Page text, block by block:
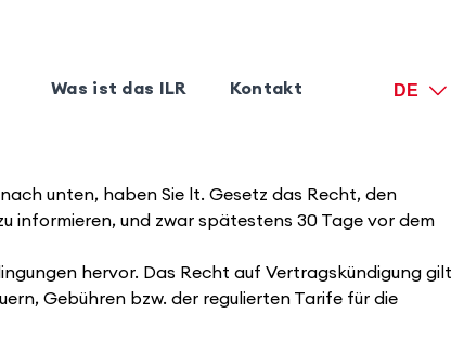
Was ist das ILR Kontakt DE
unten, haben Sie lt. Gesetz das Recht, den
informieren, und zwar spätestens 30 Tage vor dem
hervor. Das Recht auf Vertragskündigung gilt
Gebühren bzw. der regulierten Tarife für die